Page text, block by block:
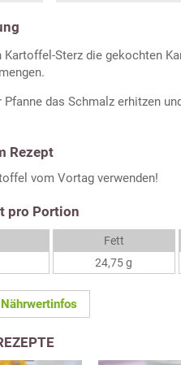
Kartoffel-Sterz die gekochten
Pfanne das Schmalz erhitzen
Rezept
vom Vortag verwenden!
pro Portion
Fett
24,75 g